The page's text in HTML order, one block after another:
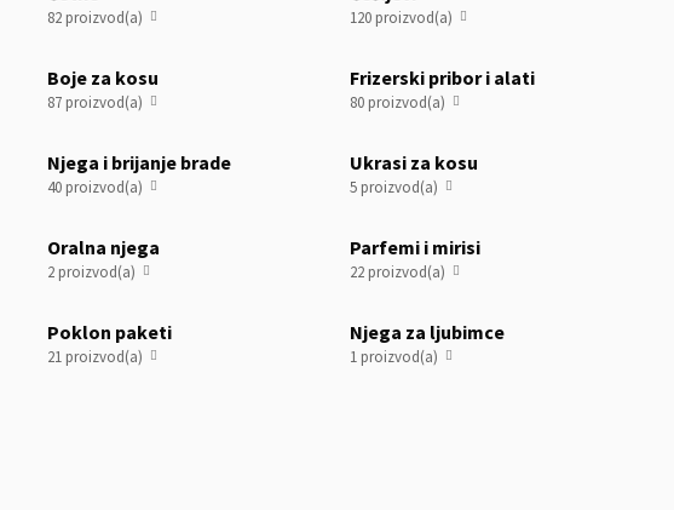
82 proizvod(a)  120 proizvod(a) 
Boje za kosu
87 proizvod(a) 
Frizerski pribor i alati
80 proizvod(a) 
Njega i brijanje brade
40 proizvod(a) 
Ukrasi za kosu
5 proizvod(a) 
Oralna njega
2 proizvod(a) 
Parfemi i mirisi
22 proizvod(a) 
Poklon paketi
21 proizvod(a) 
Njega za ljubimce
1 proizvod(a) 